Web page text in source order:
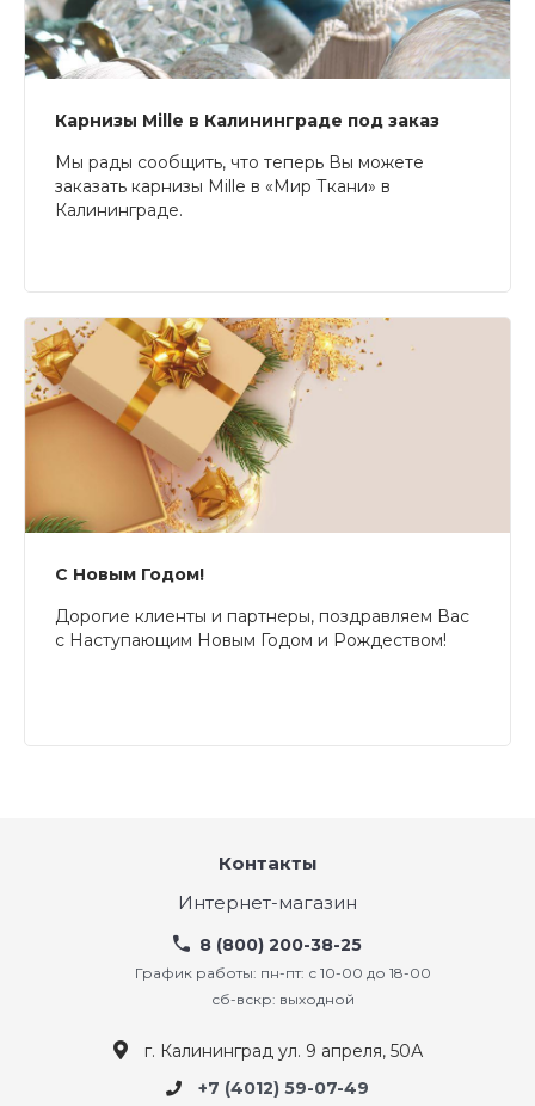
Карнизы Mille в Калининграде под заказ
Мы рады сообщить, что теперь Вы можете
заказать карнизы Mille в «Мир Ткани» в
Калининграде.
С Новым Годом!
Дорогие клиенты и партнеры, поздравляем Вас
с Наступающим Новым Годом и Рождеством!
Контакты
Интернет-магазин
8 (800) 200-38-25
График работы: пн-пт: с 10-00 до 18-00
сб-вскр: выходной
г. Калининград ул. 9 апреля, 50А
+7 (4012) 59-07-49